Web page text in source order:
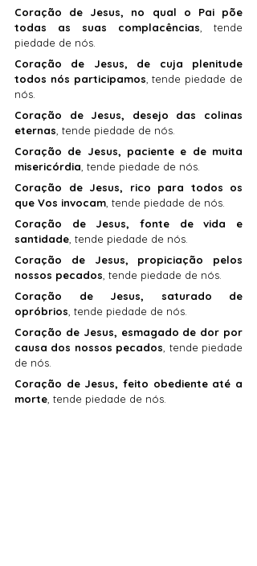
Coração de Jesus, no qual o Pai põe
todas as suas complacências , tende
piedade de nós.
Coração de Jesus, de cuja plenitude
todos nós participamos , tende piedade de
nós.
Coração de Jesus, desejo das colinas
eternas , tende piedade de nós.
Coração de Jesus, paciente e de muita
misericórdia , tende piedade de nós.
Coração de Jesus, rico para todos os
que Vos invocam , tende piedade de nós.
Coração de Jesus, fonte de vida e
santidade , tende piedade de nós.
Coração de Jesus, propiciação pelos
nossos pecados , tende piedade de nós.
Coração de Jesus, saturado de
opróbrios , tende piedade de nós.
Coração de Jesus, esmagado de dor por
causa dos nossos pecados , tende piedade
de nós.
Coração de Jesus, feito obediente até a
morte , tende piedade de nós.